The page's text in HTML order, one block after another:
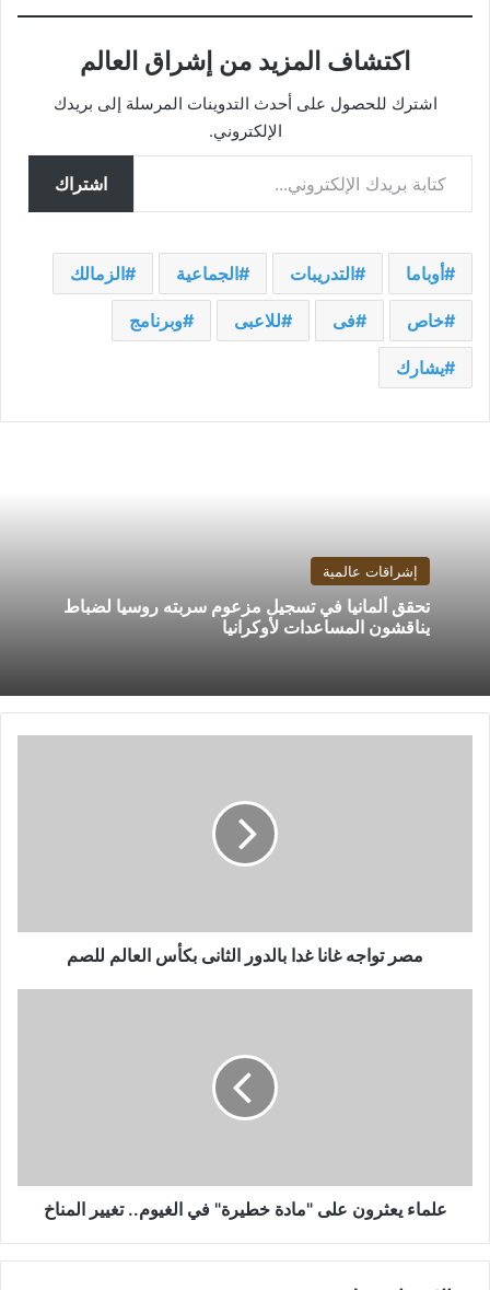
اكتشاف المزيد من إشراق العالم
اشترك للحصول على أحدث التدوينات المرسلة إلى بريدك
الإلكتروني.
كتابة بريدك الإلكتروني...
اشتراك
أوباما التدريبات الجماعية الزمالك
خاص فى للاعبى وبرنامج
يشارك
إشراقات عالمية
تحقق ألمانيا في تسجيل مزعوم سربته روسيا لضباط
يناقشون المساعدات لأوكرانيا
للصم
مصر تواجه غانا غدا بالدور الثانى بكأس العالم للصم
المناخ
علماء يعثرون على "مادة خطيرة" في الغيوم.. تغيير المناخ